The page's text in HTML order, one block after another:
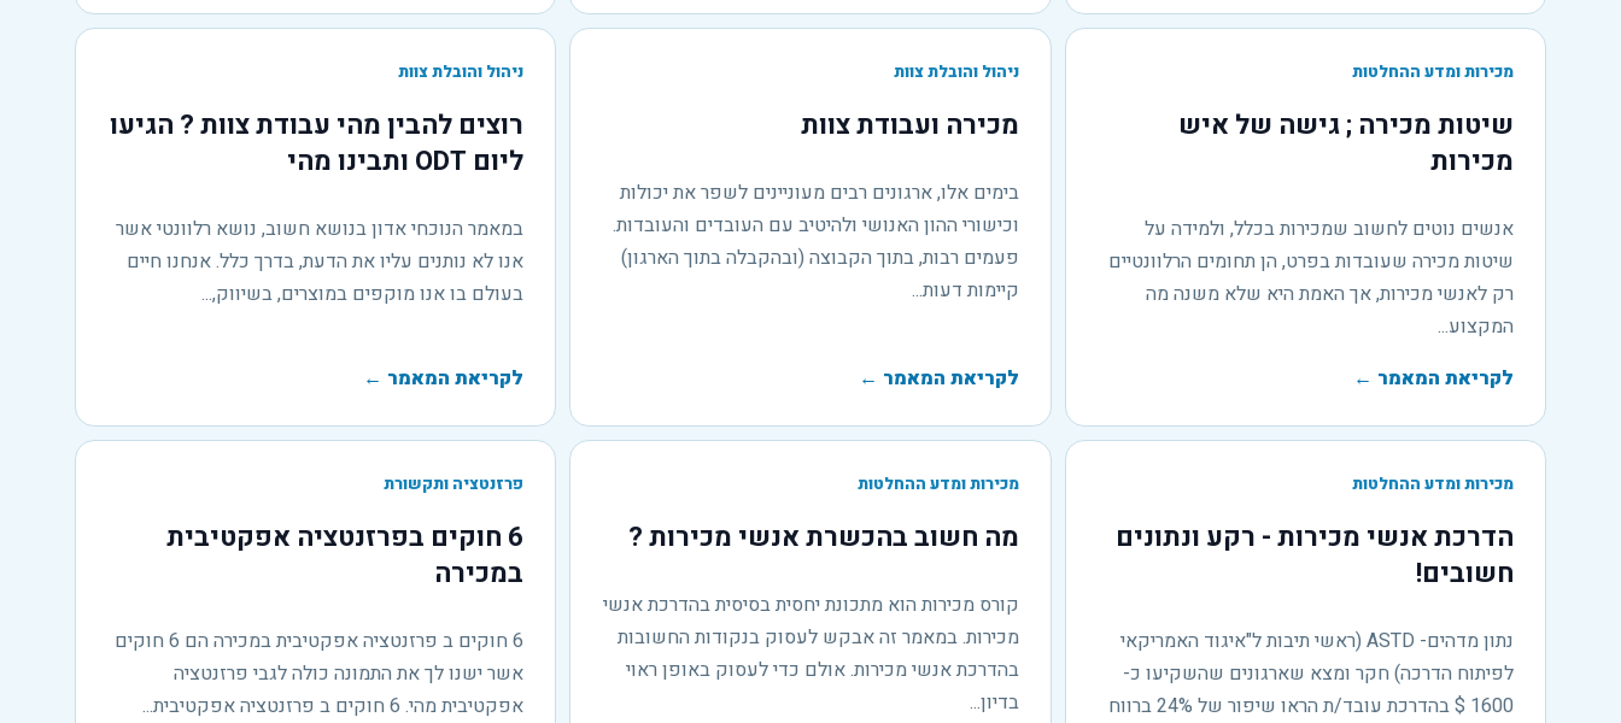
מכירות ומדע ההחלטות
שיטות מכירה ; גישה של איש
מכירות
אנשים נוטים לחשוב שמכירות בכלל, ולמידה על
שיטות מכירה שעובדות בפרט, הן תחומים הרלוונטיים
רק לאנשי מכירות, אך האמת היא שלא משנה מה
המקצוע...
לקריאת המאמר ←
ניהול והובלת צוות
מכירה ועבודת צוות
בימים אלו, ארגונים רבים מעוניינים לשפר את יכולות
וכישורי ההון האנושי ולהיטיב עם העובדים והעובדות.
פעמים רבות, בתוך הקבוצה (ובהקבלה בתוך הארגון)
קיימות דעות...
לקריאת המאמר ←
ניהול והובלת צוות
רוצים להבין מהי עבודת צוות ? הגיעו
ליום ODT ותבינו מהי
במאמר הנוכחי אדון בנושא חשוב, נושא רלוונטי אשר
אנו לא נותנים עליו את הדעת, בדרך כלל. אנחנו חיים
בעולם בו אנו מוקפים במוצרים, בשיווק,...
לקריאת המאמר ←
מכירות ומדע ההחלטות
הדרכת אנשי מכירות - רקע ונתונים
חשובים!
נתון מדהים- ASTD (ראשי תיבות ל"איגוד האמריקאי
לפיתוח הדרכה) חקר ומצא שארגונים שהשקיעו כ-
1600 $ בהדרכת עובד/ת הראו שיפור של 24% ברווח
מכירות ומדע ההחלטות
מה חשוב בהכשרת אנשי מכירות ?
קורס מכירות הוא מתכונת יחסית בסיסית בהדרכת אנשי
מכירות. במאמר זה אבקש לעסוק בנקודות החשובות
בהדרכת אנשי מכירות. אולם כדי לעסוק באופן ראוי
בדיון...
פרזנטציה ותקשורת
6 חוקים בפרזנטציה אפקטיבית
במכירה
6 חוקים ב פרזנטציה אפקטיבית במכירה הם 6 חוקים
אשר ישנו לך את התמונה כולה לגבי פרזנטציה
אפקטיבית מהי. 6 חוקים ב פרזנטציה אפקטיבית...